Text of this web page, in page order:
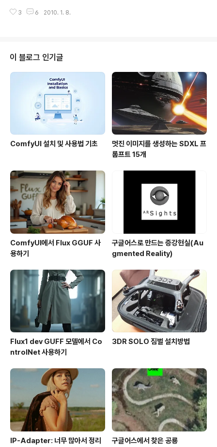
이폰(iPhone)과 안드로이드(Android)폰에서만 사용할
법은 간단합니다. www.google.com에 접속해서 검색창
아래에 있는 "Near me now" 링크를 누르면 됩니다. 자
세한 내용은 구글모바일공식블로그에서 볼 수 있습니다.
이 서비스를 만든 목적은 첫번째, "주변 정보를 간단히, 빠
르게 찾을 수 있도록 하자"는 것이라고 합니다. 예를 들어
3 6 2010. 1. 8.
이 블로그 인기글
ComfyUI 설치 및 사용법 기초
멋진 이미지를 생성하는 SDXL 프
롬프트 15개
ComfyUI에서 Flux GGUF 사
용하기
구글어스로 만드는 증강현실(Au
gmented Reality)
Flux1 dev GUFF 모델에서 Co
ntrolNet 사용하기
3DR SOLO 짐벌 설치방법
IP-Adapter: 너무 많아서 정리
구글어스에서 찾은 공룡